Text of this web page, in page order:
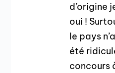
d’origine
oui !
le pays
été
concours